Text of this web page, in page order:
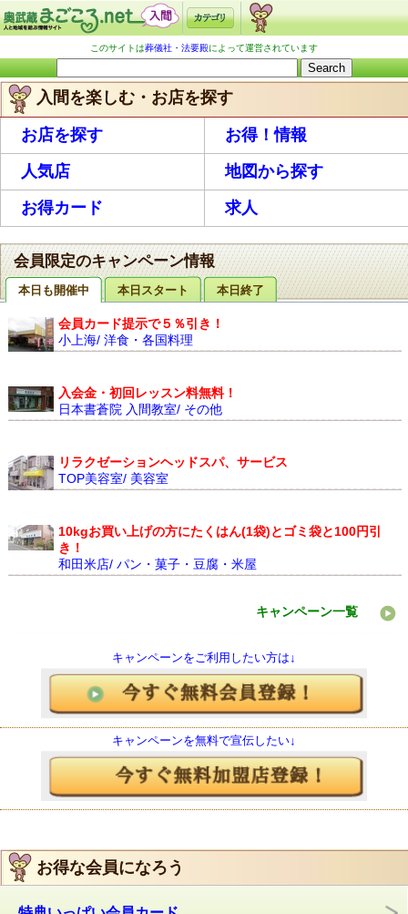
このサイトは葬儀社・法要殿によって運営されています
入間を楽しむ・お店を探す
お店を探す
お得！情報
人気店
地図から探す
お得カード
求人
会員限定のキャンペーン情報
本日も開催中 本日スタート 本日終了
会員カード提示で５％引き！
小上海/ 洋食・各国料理
入会金・初回レッスン料無料！
日本書蒼院 入間教室/ その他
リラクゼーションヘッドスパ、サービス
TOP美容室/ 美容室
10kgお買い上げの方にたくはん(1袋)とゴミ袋と100円引
き！
和田米店/ パン・菓子・豆腐・米屋
キャンペーン一覧
キャンペーンをご利用したい方は↓
キャンペーンを無料で宣伝したい↓
お得な会員になろう